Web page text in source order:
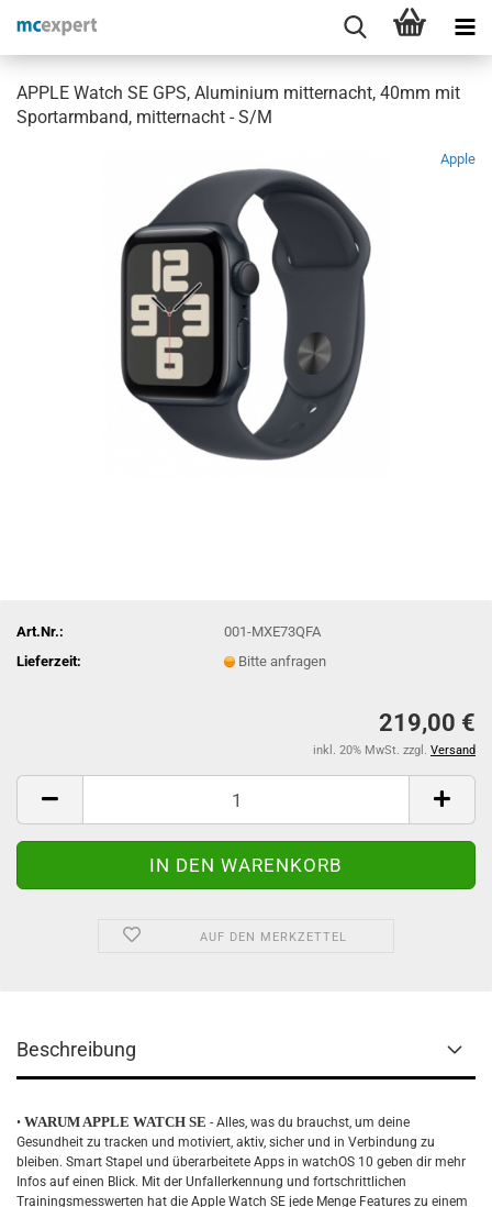
APPLE Watch SE GPS, Aluminium mitternacht, 40mm mit
Sportarmband, mitternacht - S/M
Apple
Art.Nr.:
001-MXE73QFA
Lieferzeit:
Bitte anfragen
219,00 €
inkl. 20% MwSt. zzgl. Versand
AUF DEN MERKZETTEL
Beschreibung
• WARUM APPLE WATCH SE - Alles, was du brauchst, um deine
Gesundheit zu tracken und motiviert, aktiv, sicher und in Verbindung zu
bleiben. Smart Stapel und überarbeitete Apps in watchOS 10 geben dir mehr
Infos auf einen Blick. Mit der Unfallerkennung und fortschrittlichen
Trainingsmesswerten hat die Apple Watch SE jede Menge Features zu einem